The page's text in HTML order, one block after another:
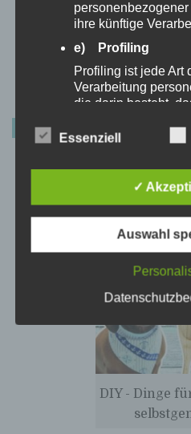
Datenschutzerklärung |
AKTUELLER BUCHTIPP
DIY - Dinge
ihre künftige
e) Profiling
Profiling ist jede Art
Verarbeitung
die darin besteht,
werden, um
beziehen, zu
Aspekte bezüglich
persönlicher
Zuverlässigkeit,
zu analysieren oder
auf welche die
ohne Hinzuziehung
Informationen nicht
betroffenen Person
können, sofern
Informationen
Essenziell
✓
Auswahl